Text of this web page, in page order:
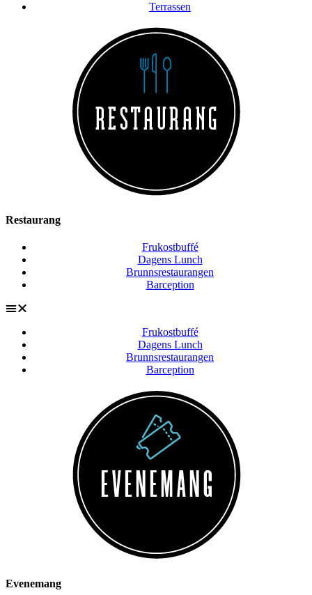
Terrassen
Restaurang
Frukostbuffé
Dagens Lunch
Brunnsrestaurangen
Barception
Frukostbuffé
Dagens Lunch
Brunnsrestaurangen
Barception
Evenemang